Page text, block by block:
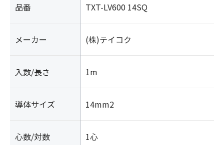
品番 TXT-LV600 14SQ
メーカー (株)テイコク
入数/長さ 1m
導体サイズ 14mm2
心数/対数 1心